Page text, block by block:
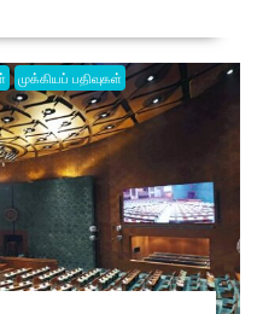
முக்கியப் பதிவுகள்